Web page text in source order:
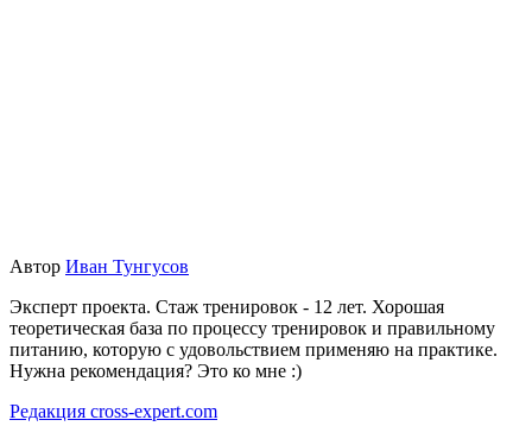
Автор Иван Тунгусов
Эксперт проекта. Стаж тренировок - 12 лет. Хорошая
теоретическая база по процессу тренировок и правильному
питанию, которую с удовольствием применяю на практике.
Нужна рекомендация? Это ко мне :)
Редакция cross-expert.com